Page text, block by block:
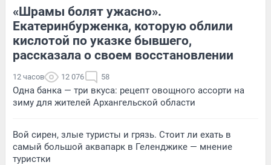
«Шрамы болят ужасно».
Екатеринбурженка, которую облили
кислотой по указке бывшего,
рассказала о своем восстановлении
12 часов 12 076 58
Одна банка — три вкуса: рецепт овощного ассорти на
зиму для жителей Архангельской области
Вой сирен, злые туристы и грязь. Стоит ли ехать в
самый большой аквапарк в Геленджике — мнение
туристки